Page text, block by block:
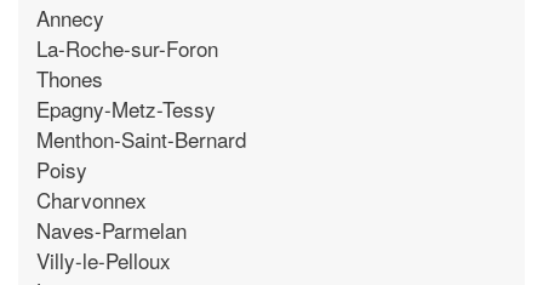
Annecy
La-Roche-sur-Foron
Thones
Epagny-Metz-Tessy
Menthon-Saint-Bernard
Poisy
Charvonnex
Naves-Parmelan
Villy-le-Pelloux